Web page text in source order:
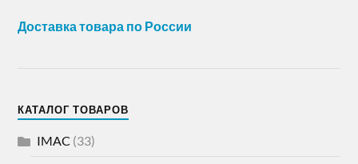
Доставка товара по России
КАТАЛОГ ТОВАРОВ
IMAC (33)